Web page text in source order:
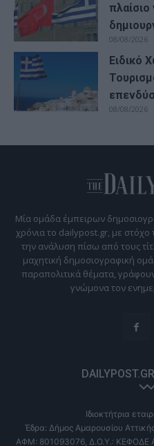
08/08/2026
Ειδικό
08/08/2026
Μία ομάδα έμπειρων
χρόνια το dailypost.gr, με στόχο
την ανάλυση πίσω από τους
μαχητική δημοσιογραφική
παραπολιτικά θέματα,
γνώμονα τον
Ιδιοκτήτρια
Έδρα: Δήμος Αμαρουσίου
ΑΦΜ: 801093076, Δ.Ο.Υ.: ΚΕΦΟΔΕ